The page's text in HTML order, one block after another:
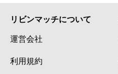
リビンマッチについて
運営会社
利用規約